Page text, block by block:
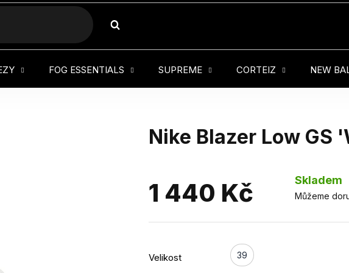
HLEDAT
FOG ESSENTIALS SUPREME CORTEIZ NEW
Nike Blazer Low GS
1 440 Kč Skladem
Velikost 39
Můžeme